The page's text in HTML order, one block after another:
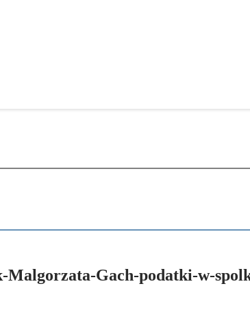
Malgorzata-Gach-podatki-w-